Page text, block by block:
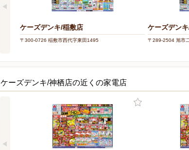
ケーズデンキ/稲敷店
〒300-0726 稲敷市西代字東田1495
ケーズデン
〒289-2504 旭市
ケーズデンキ/神栖店の近くの家電店